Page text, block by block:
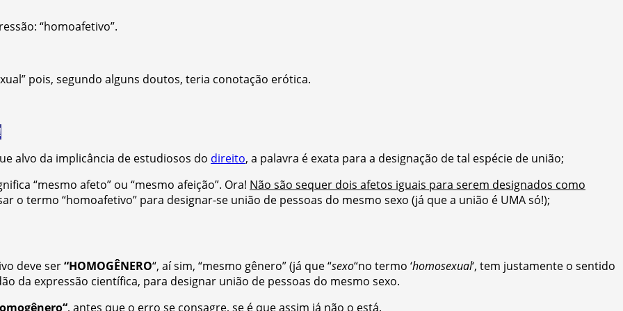
“homoafetivo”.
pois, segundo alguns doutos, teria conotação erótica.
alvo da implicância de estudiosos do direito, a palavra é exata para a designação de tal espécie de união;
“mesmo afeto” ou “mesmo afeição”. Ora! Não são sequer dois afetos iguais para serem designados como
o termo “homoafetivo” para designar-se união de pessoas do mesmo sexo (já que a união é UMA só!);
deve ser“HOMOGÊNERO“, aí sim, “mesmo gênero” (já que “sexo“no termo ‘homosexual‘, tem justamente o sentido
da expressão científica, para designar união de pessoas do mesmo sexo.
“, antes que o erro se consagre, se é que assim já não o está.